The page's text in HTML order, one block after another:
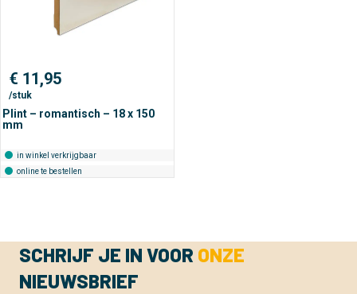
€ 11,95
/stuk
Plint – romantisch – 18 x 150
mm
in winkel verkrijgbaar
online te bestellen
SCHRIJF JE IN VOOR ONZE
NIEUWSBRIEF